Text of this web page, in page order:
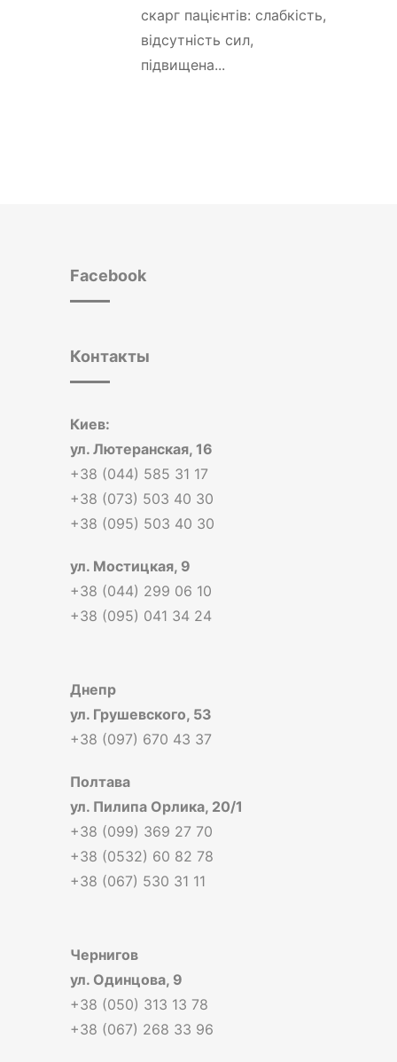
скарг пацієнтів: слабкість,
відсутність сил,
підвищена...
Facebook
Контакты
Киев:
ул. Лютеранская, 16
+38 (044) 585 31 17
+38 (073) 503 40 30
+38 (095) 503 40 30
ул. Мостицкая, 9
+38 (044) 299 06 10
+38 (095) 041 34 24
Днепр
ул. Грушевского, 53
+38 (097) 670 43 37
Полтава
ул. Пилипа Орлика, 20/1
+38 (099) 369 27 70
+38 (0532) 60 82 78
+38 (067) 530 31 11
Чернигов
ул. Одинцова, 9
+38 (050) 313 13 78
+38 (067) 268 33 96